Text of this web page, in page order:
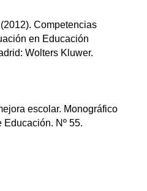
Competencias
en Educación
Wolters Kluwer.
escolar. Monográfico
Educación. Nº 55.